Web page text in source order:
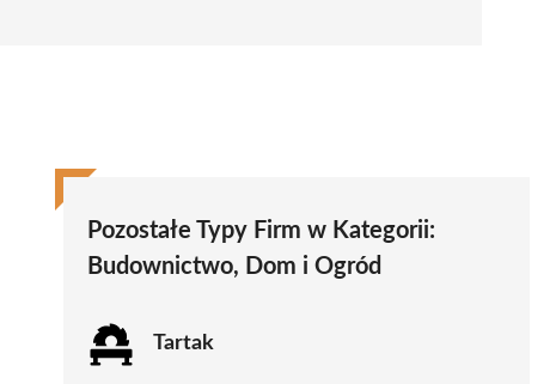
Pozostałe Typy Firm w Kategorii:
Budownictwo, Dom i Ogród
Tartak